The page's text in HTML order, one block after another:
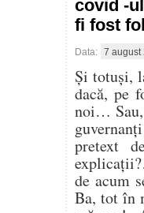
covid -
fi fost
Data: 7 august
Și totuși,
dacă, pe
noi… Sau,
pretext
de acum
Ba, tot în